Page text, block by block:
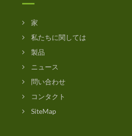
家
私たちに関しては
製品
ニュース
問い合わせ
コンタクト
SiteMap